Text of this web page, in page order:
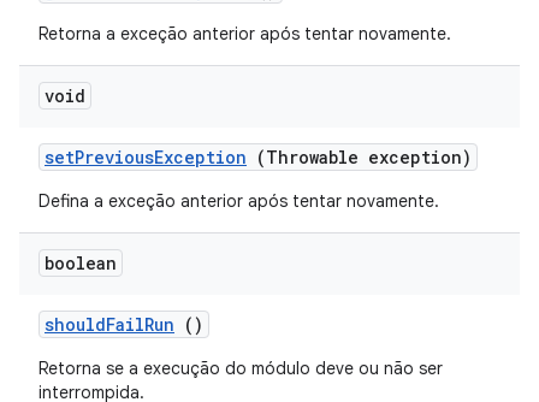
Retorna a exceção anterior após tentar novamente.
void
setPreviousException (Throwable exception)
Defina a exceção anterior após tentar novamente.
boolean
shouldFailRun ()
Retorna se a execução do módulo deve ou não ser
interrompida.